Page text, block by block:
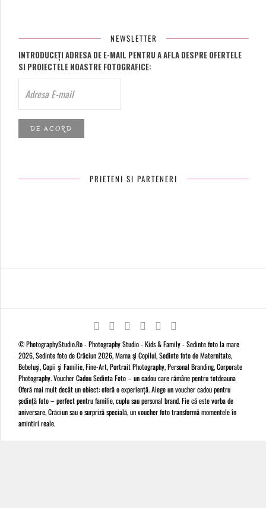
NEWSLETTER
INTRODUCEȚI ADRESA DE E-MAIL PENTRU A AFLA DESPRE OFERTELE
SI PROIECTELE NOASTRE FOTOGRAFICE:
PRIETENI SI PARTENERI
© PhotographyStudio.Ro - Photography Studio - Kids & Family - Sedinte foto la mare
2026, Sedinte foto de Crăciun 2026, Mama şi Copilul, Sedinte foto de Maternitate,
Bebeluşi, Copii şi Familie, Fine-Art, Portrait Photography, Personal Branding, Corporate
Photography. Voucher Cadou Sedinta Foto – un cadou care rămâne pentru totdeauna
Oferă mai mult decât un obiect: oferă o experiență. Alege un voucher cadou pentru
ședință foto – perfect pentru familie, cuplu sau personal brand. Fie că este vorba de
aniversare, Crăciun sau o surpriză specială, un voucher foto transformă momentele în
amintiri reale.